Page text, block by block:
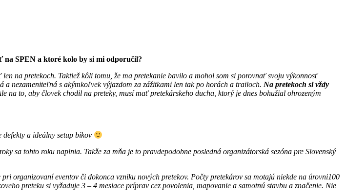
na SPEN a ktoré kolo by si mi odporučil?
na pretekoch. Taktiež kôli tomu, že ma pretekanie bavilo a mohol som si porovnať svoju výkonnosť
nezameniteľná s akýmkoľvek výjazdom za zážitkami len tak po horách a trailoch. Na pretekoch si vždy
na to, aby človek chodil na preteky, musí mať pretekárskeho ducha, ktorý je dnes bohužial ohrozeným
defekty a ideálny setup bikov
sa tohto roku naplnia. Takže za mňa je to pravdepodobne posledná organizátorská sezóna pre Slovenský
organizovaní eventov či dokonca vzniku nových pretekov. Počty pretekárov sa motajú niekde na úrovni100
preteku si vyžaduje 3 – 4 mesiace príprav cez povolenia, mapovanie a samotnú stavbu a značenie. Nie